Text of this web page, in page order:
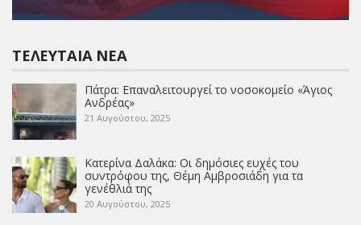
ΤΕΛΕΥΤΑΊΑ ΝΈΑ
Πάτρα: Επαναλειτουργεί το νοσοκομείο «Άγιος
Ανδρέας»
21 Αυγούστου, 2025
Κατερίνα Δαλάκα: Οι δημόσιες ευχές του
συντρόφου της, Θέμη Αμβροσιάδη για τα
γενέθλιά της
20 Αυγούστου, 2025